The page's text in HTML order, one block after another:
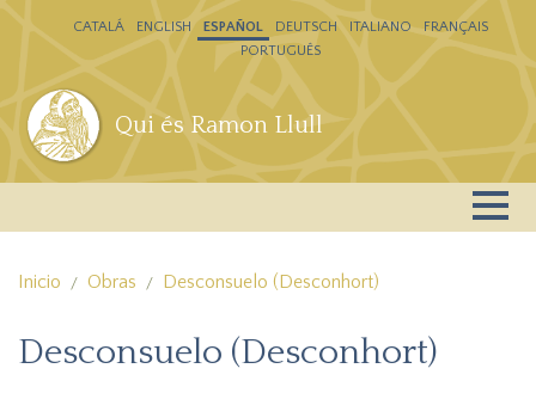
Pasar al contenido principal
Qui és Ramon Llull
CATALÁ ENGLISH ESPAÑOL DEUTSCH ITALIANO
FRANÇAIS
PORTUGUÊS
Inicio Obras Desconsuelo (Desconhort)
Desconsuelo (Desconhort)